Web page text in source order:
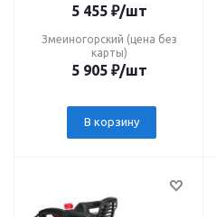
5 455₽/шт
Змеиногорский (цена без
карты)
5 905₽/шт
В корзину